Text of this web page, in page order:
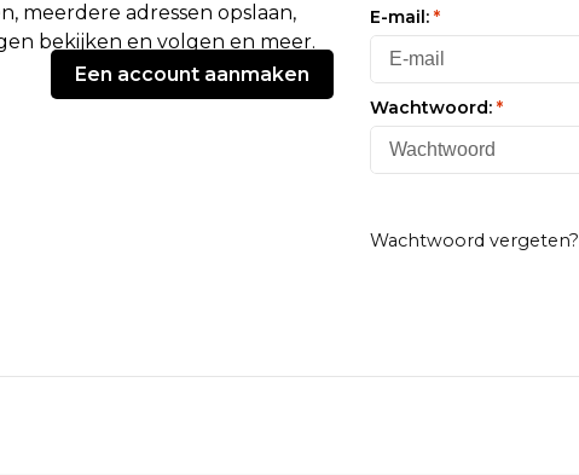
meerdere adressen opslaan,
bekijken en volgen en meer.
Een account aanmaken
E-mail: *
Wachtwoord: *
Wachtwoord vergeten?